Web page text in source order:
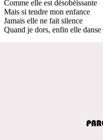
Comme elle est désobéissante
Mais si tendre mon enfance
Jamais elle ne fait silence
Quand je dors, enfin elle danse